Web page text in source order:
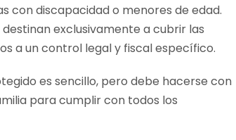
con discapacidad o menores de edad.
exclusivamente a cubrir las
a un control legal y fiscal específico.
es sencillo, pero debe hacerse con
para cumplir con todos los